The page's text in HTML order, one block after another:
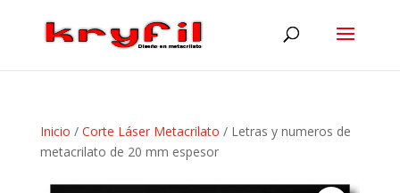
Inicio / Corte Láser Metacrilato / Letras y numeros de
metacrilato de 20 mm espesor